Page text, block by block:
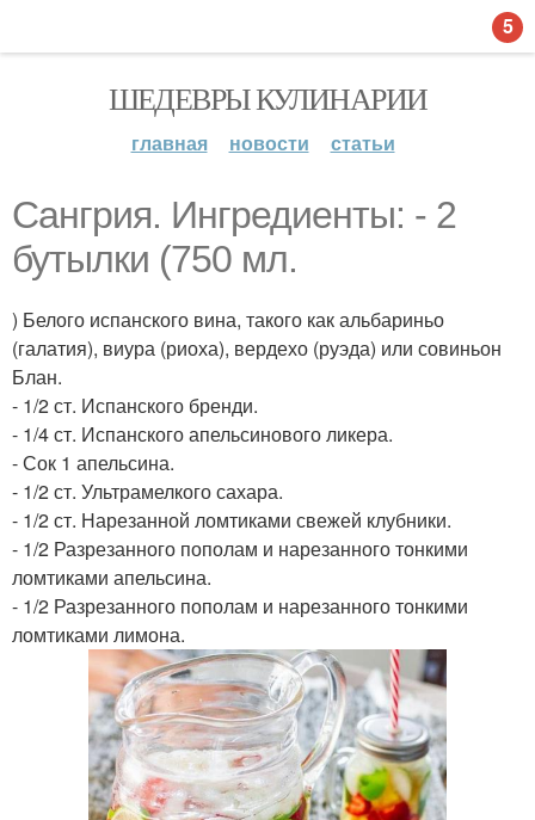
ШЕДЕВРЫ КУЛИНАРИИ
главная новости статьи
Сангрия. Ингредиенты: - 2
бутылки (750 мл.
) Белого испанского вина, такого как альбариньо
(галатия), виура (риоха), вердехо (руэда) или совиньон
Блан.
- 1/2 ст. Испанского бренди.
- 1/4 ст. Испанского апельсинового ликера.
- Сок 1 апельсина.
- 1/2 ст. Ультрамелкого сахара.
- 1/2 ст. Нарезанной ломтиками свежей клубники.
- 1/2 Разрезанного пополам и нарезанного тонкими
ломтиками апельсина.
- 1/2 Разрезанного пополам и нарезанного тонкими
ломтиками лимона.
5